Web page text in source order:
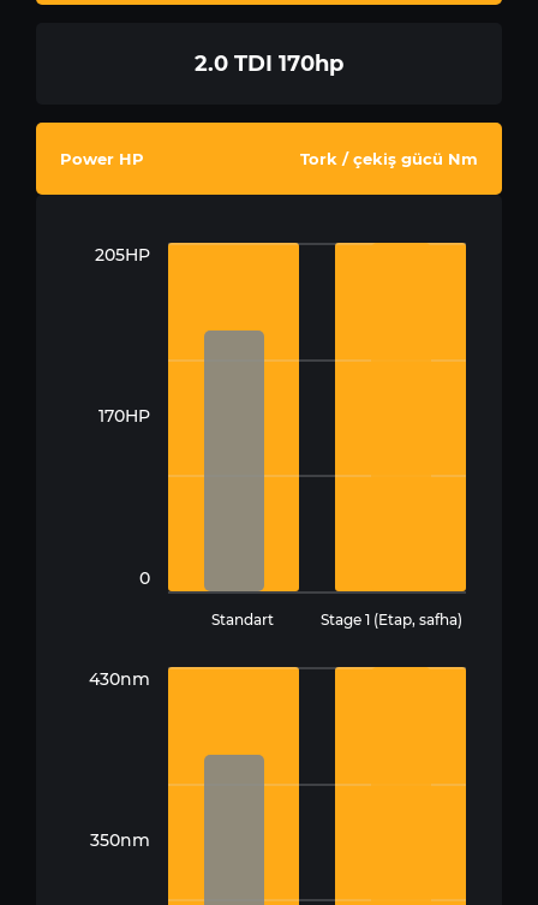
2.0 TDI 170hp
Power HP Tork / çekiş gücü Nm
205HP
170HP
0
Standart Stage 1 (Etap, safha)
430nm
350nm